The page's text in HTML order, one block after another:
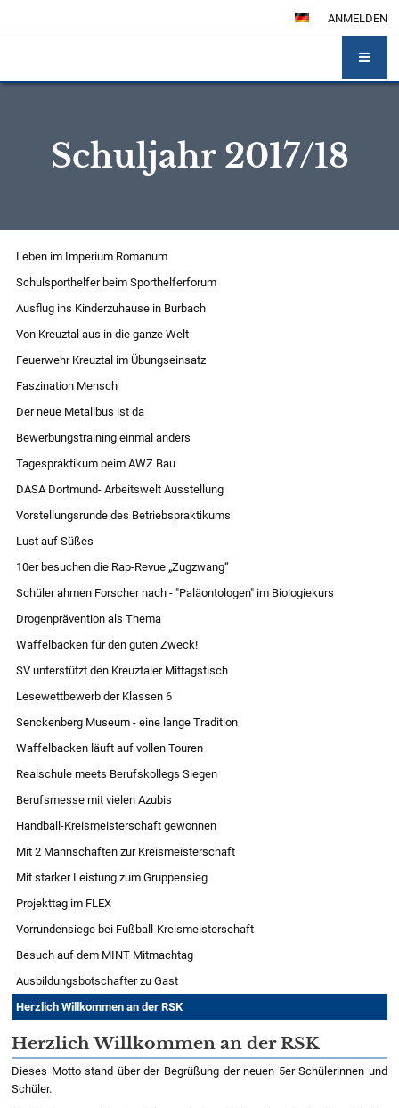
ANMELDEN
Schuljahr 2017/18
Schuljahr
2017/18
Leben im Imperium Romanum
Schulsporthelfer beim Sporthelferforum
Ausflug ins Kinderzuhause in Burbach
Von Kreuztal aus in die ganze Welt
Feuerwehr Kreuztal im Übungseinsatz
Faszination Mensch
Der neue Metallbus ist da
Bewerbungstraining einmal anders
Tagespraktikum beim AWZ Bau
DASA Dortmund- Arbeitswelt Ausstellung
Vorstellungsrunde des Betriebspraktikums
Lust auf Süßes
10er besuchen die Rap-Revue „Zugzwang“
Schüler ahmen Forscher nach - "Paläontologen" im Biologiekurs
Drogenprävention als Thema
Waffelbacken für den guten Zweck!
SV unterstützt den Kreuztaler Mittagstisch
Lesewettbewerb der Klassen 6
Senckenberg Museum - eine lange Tradition
Waffelbacken läuft auf vollen Touren
Realschule meets Berufskollegs Siegen
Berufsmesse mit vielen Azubis
Handball-Kreismeisterschaft gewonnen
Mit 2 Mannschaften zur Kreismeisterschaft
Mit starker Leistung zum Gruppensieg
Projekttag im FLEX
Vorrundensiege bei Fußball-Kreismeisterschaft
Besuch auf dem MINT Mitmachtag
Ausbildungsbotschafter zu Gast
Herzlich Willkommen an der RSK
Herzlich Willkommen an der RSK
Dieses Motto stand über der Begrüßung der neuen 5er Schülerinnen und
Schüler.